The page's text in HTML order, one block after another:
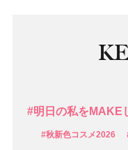
#明日の私をMAKE
#秋新色コスメ2026